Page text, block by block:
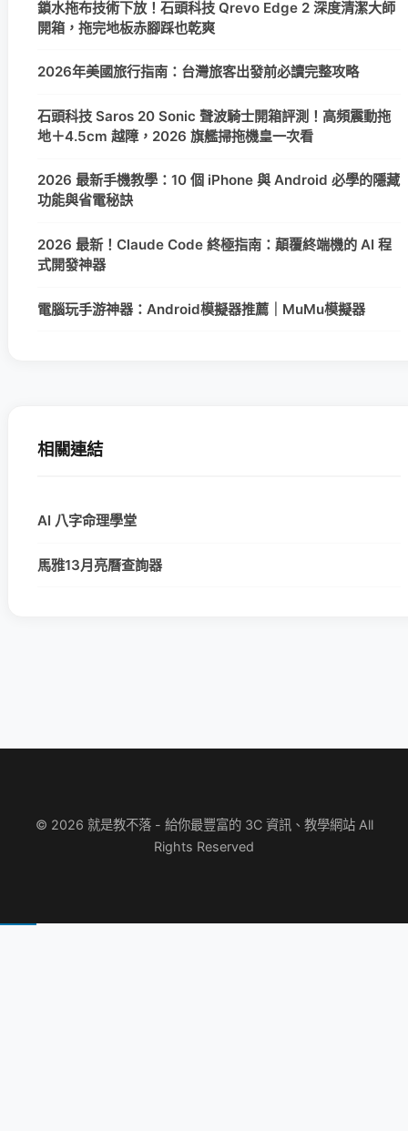
鎖水拖布技術下放！石頭科技 Qrevo Edge 2 深度清潔大師
開箱，拖完地板赤腳踩也乾爽
2026年美國旅行指南：台灣旅客出發前必讀完整攻略
石頭科技 Saros 20 Sonic 聲波騎士開箱評測！高頻震動拖
地＋4.5cm 越障，2026 旗艦掃拖機皇一次看
2026 最新手機教學：10 個 iPhone 與 Android 必學的隱藏
功能與省電秘訣
2026 最新！Claude Code 終極指南：顛覆終端機的 AI 程
式開發神器
電腦玩手游神器：Android模擬器推薦｜MuMu模擬器
相關連結
AI 八字命理學堂
馬雅13月亮曆查詢器
© 2026 就是教不落 - 給你最豐富的 3C 資訊、教學網站 All
Rights Reserved